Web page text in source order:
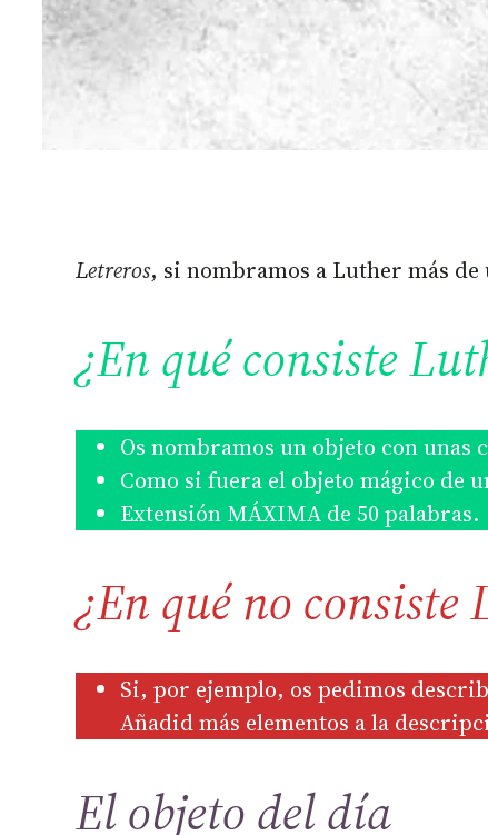
Letreros, si nombramos a Luther más
¿En qué consiste
Os nombramos un objeto con unas
Como si fuera el objeto mágico de
Extensión MÁXIMA de 50 palabras.
¿En qué no consiste
Si, por ejemplo, os pedimos
Añadid más elementos a la
El objeto del día